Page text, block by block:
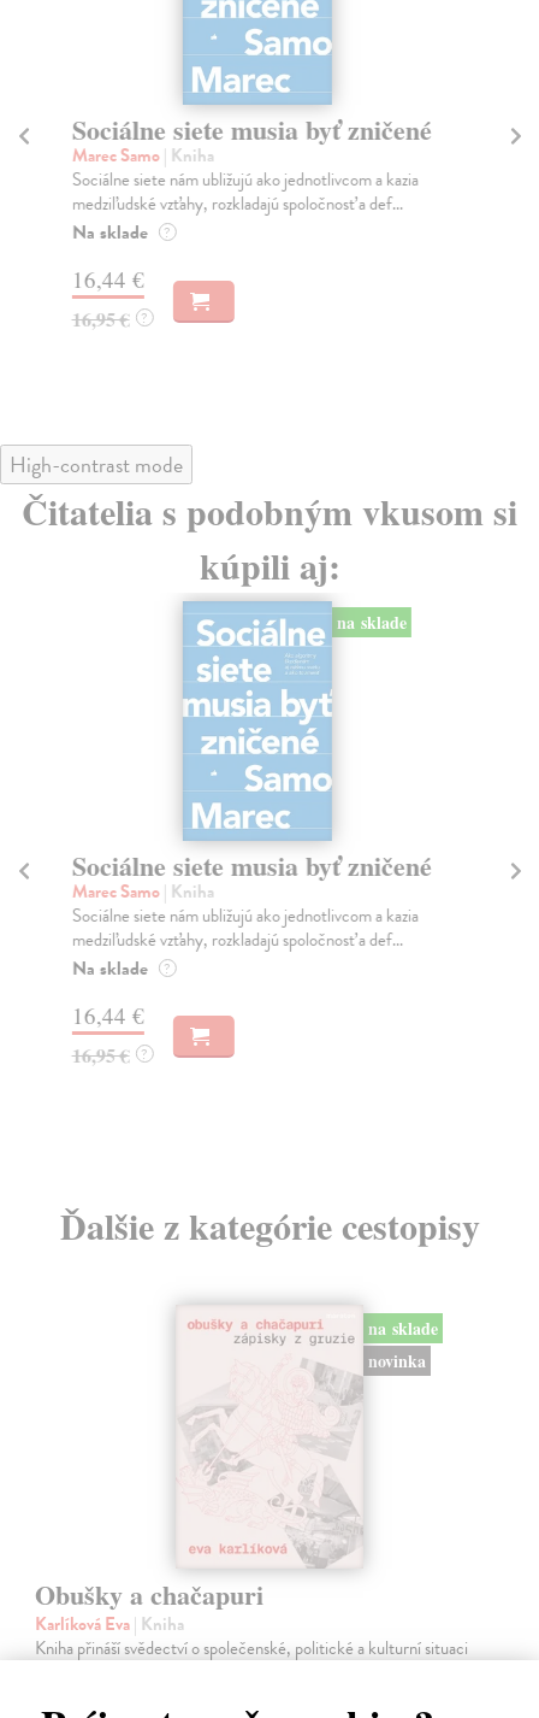
Sociálne siete musia byť zničené
Marec Samo| Kniha
Sociálne siete nám ubližujú ako jednotlivcom a kazia
medziľudské vzťahy, rozkladajú spoločnosť a def...
Na sklade ?
16,44 €
16,95 € ?
High-contrast mode
Čitatelia s podobným vkusom si
kúpili aj:
na sklade
Sociálne siete musia byť zničené
Marec Samo| Kniha
Sociálne siete nám ubližujú ako jednotlivcom a kazia
medziľudské vzťahy, rozkladajú spoločnosť a def...
Na sklade ?
16,44 €
16,95 € ?
Ďalšie z kategórie cestopisy
na sklade
novinka
Obušky a chačapuri
Karlíková Eva| Kniha
Kniha přináší svědectví o společenské, politické a kulturní situaci